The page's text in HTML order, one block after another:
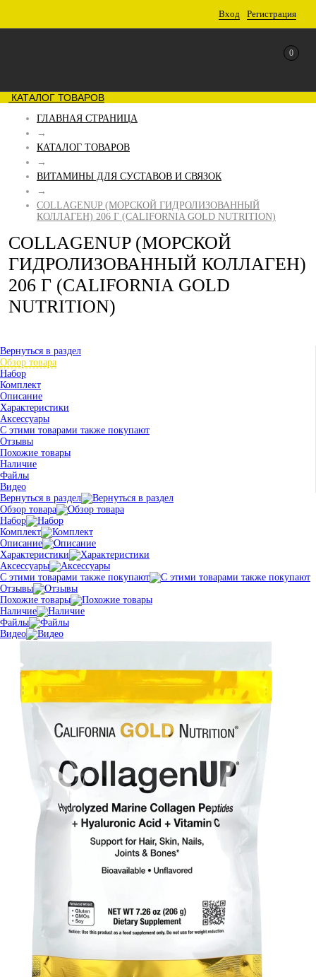
Вход Регистрация
0
КАТАЛОГ ТОВАРОВ
ГЛАВНАЯ СТРАНИЦА
→
КАТАЛОГ ТОВАРОВ
→
ВИТАМИНЫ ДЛЯ СУСТАВОВ И СВЯЗОК
→
COLLAGENUP (МОРСКОЙ ГИДРОЛИЗОВАННЫЙ
КОЛЛАГЕН) 206 Г (CALIFORNIA GOLD NUTRITION)
COLLAGENUP (МОРСКОЙ
ГИДРОЛИЗОВАННЫЙ КОЛЛАГЕН)
206 Г (CALIFORNIA GOLD
NUTRITION)
Вернуться в раздел
Обзор товара
Набор
Комплект
Описание
Характеристики
Аксессуары
С этими товарами также покупают
Отзывы
Похожие товары
Наличие
Файлы
Видео
Вернуться в раздел
Обзор товара
Набор
Комплект
Описание
Характеристики
Аксессуары
С этими товарами также покупают
Отзывы
Похожие товары
Наличие
Файлы
Видео